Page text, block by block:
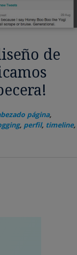
de
página,
, perfil, timeline,